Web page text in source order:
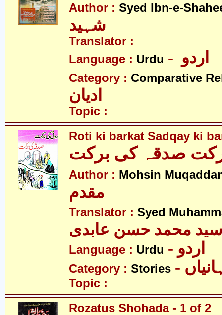
Author : Syed Ibn-e-
شہید
Translator :
Language : Urdu
Category : Comparative
ادیان
Topic :
Roti ki barkat Sadqay ki
صدقہ کی برکت
Author : Mohsin
مقدم
Translator : Syed
سید محمد حسن عابدی
Language : Urdu - اردو
Category : Stories
Topic :
Rozatus Shohada - 1 of 2